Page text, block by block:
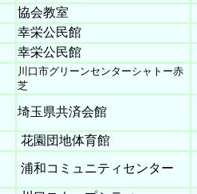
協会教室
幸栄公民館
幸栄公民館
川口市グリーンセンターシャトー赤
芝
埼玉県共済会館
花園団地体育館
浦和コミュニティセンター